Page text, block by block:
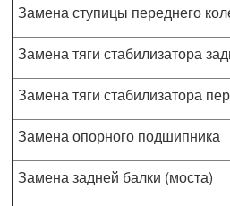
Замена ступицы переднего
Замена тяги стабилизатора
Замена тяги стабилизатора
Замена опорного подшипника
Замена задней балки (моста)